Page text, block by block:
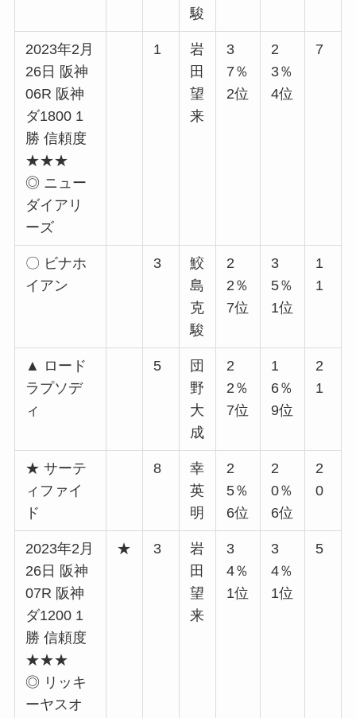
駿
2023年2月
26日 阪神
06R 阪神
ダ1800 1
勝 信頼度
★★★
◎ ニュー
ダイアリ
ーズ
1
岩
田
望
来
3
7％
2位
2
3％
4位
7
〇 ビナホ
イアン
3
鮫
島
克
駿
2
2％
7位
3
5％
1位
1
1
▲ ロード
ラプソデ
ィ
5
団
野
大
成
2
2％
7位
1
6％
9位
2
1
★ サーテ
ィファイ
ド
8
幸
英
明
2
5％
6位
2
0％
6位
2
0
2023年2月
26日 阪神
07R 阪神
ダ1200 1
勝 信頼度
★★★
◎ リッキ
ーヤスオ
★ 3
岩
田
望
来
3
4％
1位
3
4％
1位
5